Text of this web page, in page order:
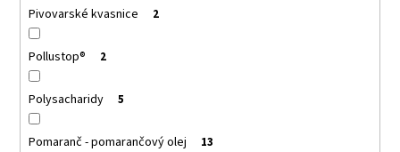
Pivovarské kvasnice 2
Pollustop® 2
Polysacharidy 5
Pomaranč - pomarančový olej 13